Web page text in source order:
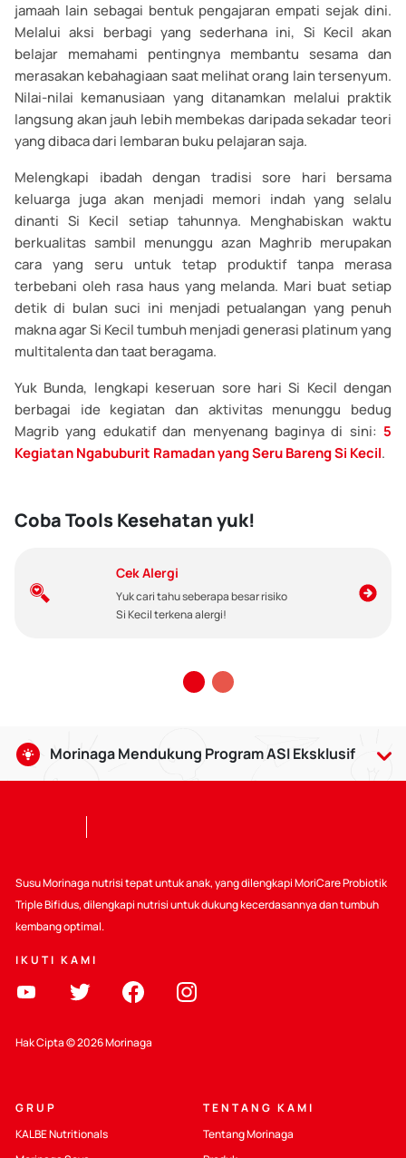
jamaah lain sebagai bentuk pengajaran empati sejak dini.
Melalui aksi berbagi yang sederhana ini, Si Kecil akan
belajar memahami pentingnya membantu sesama dan
merasakan kebahagiaan saat melihat orang lain tersenyum.
Nilai-nilai kemanusiaan yang ditanamkan melalui praktik
langsung akan jauh lebih membekas daripada sekadar teori
yang dibaca dari lembaran buku pelajaran saja.
Melengkapi ibadah dengan tradisi sore hari bersama
keluarga juga akan menjadi memori indah yang selalu
dinanti Si Kecil setiap tahunnya. Menghabiskan waktu
berkualitas sambil menunggu azan Maghrib merupakan
cara yang seru untuk tetap produktif tanpa merasa
terbebani oleh rasa haus yang melanda. Mari buat setiap
detik di bulan suci ini menjadi petualangan yang penuh
makna agar Si Kecil tumbuh menjadi generasi platinum yang
multitalenta dan taat beragama.
Yuk Bunda, lengkapi keseruan sore hari Si Kecil dengan
berbagai ide kegiatan dan aktivitas menunggu bedug
Magrib yang edukatif dan menyenang baginya di sini: 5
Kegiatan Ngabuburit Ramadan yang Seru Bareng Si Kecil.
Coba Tools Kesehatan yuk!
Cek Alergi
Yuk cari tahu seberapa besar risiko
Si Kecil terkena alergi!
Morinaga Mendukung Program ASI Eksklusif
Selain itu Kalbe juga ikut mendukung :
Mendukung Kode WHO
Peraturan yang berlaku
Susu Morinaga nutrisi tepat untuk anak, yang dilengkapi MoriCare Probiotik
Triple Bifidus, dilengkapi nutrisi untuk dukung kecerdasannya dan tumbuh
kembang optimal.
IKUTI KAMI
Hak Cipta © 2026 Morinaga
GRUP
KALBE Nutritionals
TENTANG KAMI
Tentang Morinaga